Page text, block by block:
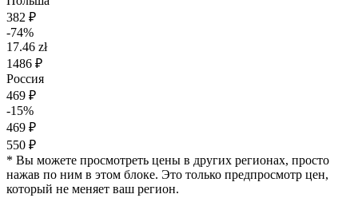
382 ₽
-74%
17.46 zł
1486 ₽
Россия
469 ₽
-15%
469 ₽
550 ₽
* Вы можете просмотреть цены в других регионах, просто
нажав по ним в этом блоке. Это только предпросмотр цен,
который не меняет ваш регион.